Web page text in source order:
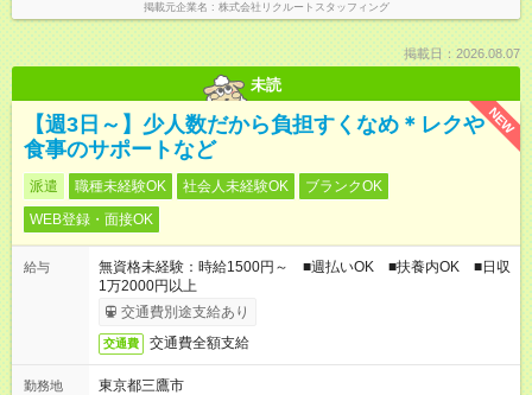
掲載元企業名 株式会社リクルートスタッフィング
掲載日：2026.08.07
未読
NEW
【週3日～】少人数だから負担すくなめ＊レクや
食事のサポートなど
派遣 職種未経験OK 社会人未経験OK
ブランクOK
WEB登録・面接OK
給与
無資格未経験：時給1500円～ ■週払いOK ■扶養内OK ■日収
1万2000円以上
交通費別途支給あり
交通費 交通費全額支給
勤務地
東京都三鷹市